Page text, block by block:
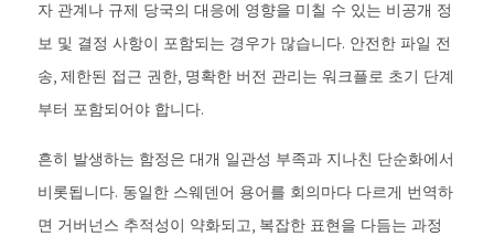
자 관계나 규제 당국의 대응에 영향을 미칠 수 있는 비공개 정
보 및 결정 사항이 포함되는 경우가 많습니다. 안전한 파일 전
송, 제한된 접근 권한, 명확한 버전 관리는 워크플로 초기 단계
부터 포함되어야 합니다.
흔히 발생하는 함정은 대개 일관성 부족과 지나친 단순화에서
비롯됩니다. 동일한 스웨덴어 용어를 회의마다 다르게 번역하
면 거버넌스 추적성이 약화되고, 복잡한 표현을 다듬는 과정